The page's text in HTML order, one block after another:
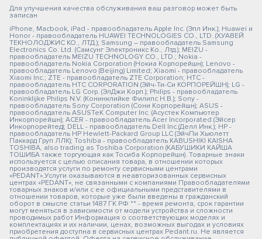
Для улучшения качества обслуживания ваш разговор может быть
записан
iPhone, Macbook, iPad - правообладатель Apple Inc. (Эпл Инк.); Huawei и
Honor - правообладатель HUAWEI TECHNOLOGIES CO., LTD. (ХУАВЕЙ
ТЕКНОЛОДЖИС КО., ЛТД.); Samsung – правообладатель Samsung
Electronics Co. Ltd. (Самсунг Электроникс Ко., Лтд.); MEIZU -
правообладатель MEIZU TECHNOLOGY CO., LTD.; Nokia -
правообладатель Nokia Corporation (Нокиа Корпорейшн); Lenovo -
правообладатель Lenovo (Beijing) Limited; Xiaomi - правообладатель
Xiaomi Inc.; ZTE - правообладатель ZTE Corporation; HTC -
правообладатель HTC CORPORATION (Эйч-Ти-Си КОРПОРЕЙШН); LG -
правообладатель LG Corp. (ЭлДжи Корп.); Philips - правообладатель
Koninklijke Philips N.V. (Конинклийке Филипс Н.В.); Sony -
правообладатель Sony Corporation (Сони Корпорейшн); ASUS -
правообладатель ASUSTeK Computer Inc. (Асустек Компьютер
Инкорпорейшн); ACER - правообладатель Acer Incorporated (Эйсер
Инкорпорейтед); DELL - правообладатель Dell Inc.(Делл Инк.); HP -
правообладатель HP Hewlett-Packard Group LLC (ЭйчПи Хьюлетт
Паккард Груп ЛЛК); Toshiba - правообладатель KABUSHIKI KAISHA
TOSHIBA, also trading as Toshiba Corporation (КАБУШИКИ КАЙША
ТОШИБА также торгующая как Тосиба Корпорейшн). Товарные знаки
используется с целью описания товара, в отношении которых
производятся услуги по ремонту сервисными центрами
«PEDANT».Услуги оказываются в неавторизованных сервисных
центрах «PEDANT», не связанными с компаниями Правообладателями
товарных знаков и/или с ее официальными представителями в
отношении товаров, которые уже были введены в гражданский
оборот в смысле статьи 1487 ГК РФ ** - время ремонта, срок гарантии
могут меняться в зависимости от модели устройства и сложности
проводимых работ Информация о соответствующих моделях и
комплектациях и их наличии, ценах, возможных выгодах и условиях
приобретения доступна в сервисных центрах Pedant.ru. Не является